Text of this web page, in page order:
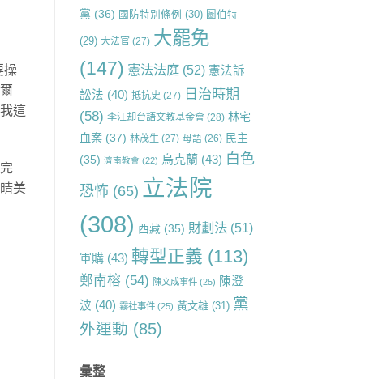
操
這
美
黨 (36) 國防特別條例 (30) 圖伯特
(29) 大法官(27) 大罷免
(147) 憲法法庭(52) 憲法訴
訟法 (40) 抵抗史 (27) 日治時期
(58) 李江却台語文教基金會(28) 林宅
血案(37) 林茂生 (27) 母語(26) 民主
(35) 濟南教會 (22) 烏克蘭(43) 白色
恐怖 (65) 立法院
(308) 西藏(35) 財劃法(51)
軍購(43) 轉型正義 (113)
鄭南榕 (54) 陳文成事件(25) 陳澄
波 (40) 霧社事件(25) 黃文雄(31) 黨
外運動 (85)
彙整